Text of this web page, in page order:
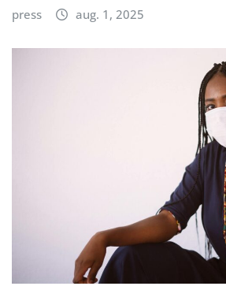
press aug. 1, 2025